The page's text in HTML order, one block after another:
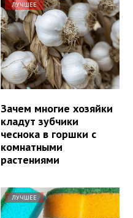
ЛУЧШЕЕ
Зачем многие хозяйки
кладут зубчики
чеснока в горшки с
комнатными
растениями
ЛУЧШЕЕ